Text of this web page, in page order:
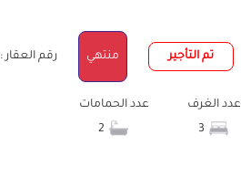
تم التأجير منتهي رقم العقار : 49085
عدد الغرف
عدد الحمامات